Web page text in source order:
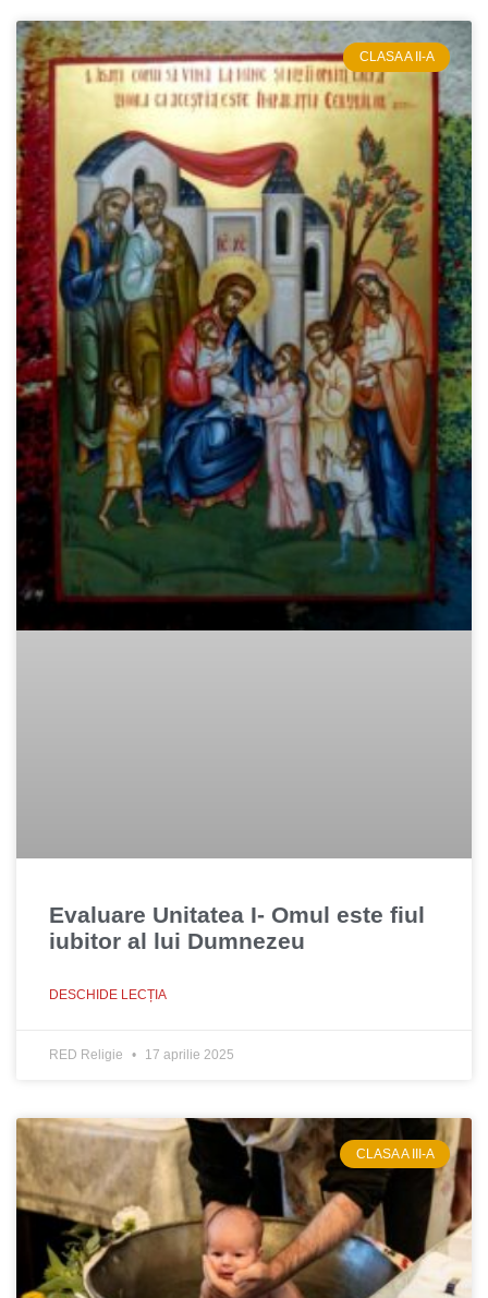
CLASA A II-A
Evaluare Unitatea I- Omul este fiul
iubitor al lui Dumnezeu
DESCHIDE LECȚIA
RED Religie 17 aprilie 2025
CLASA A III-A